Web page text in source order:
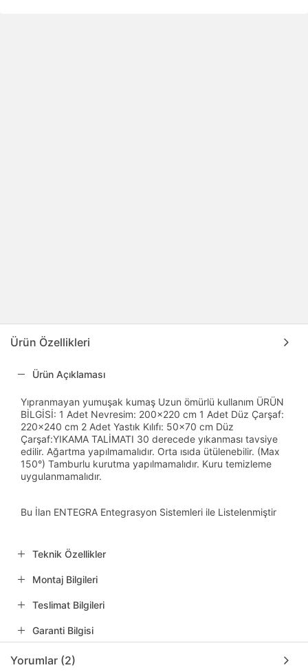
Ürün Özellikleri
Ürün Açıklaması
Yıpranmayan yumuşak kumaş Uzun ömürlü kullanım ÜRÜN
BİLGİSİ: 1 Adet Nevresim: 200x220 cm 1 Adet Düz Çarşaf:
220x240 cm 2 Adet Yastık Kılıfı: 50x70 cm Düz
Çarşaf:YIKAMA TALİMATI 30 derecede yıkanması tavsiye
edilir. Ağartma yapılmamalıdır. Orta ısıda ütülenebilir. (Max
150°) Tamburlu kurutma yapılmamalıdır. Kuru temizleme
uygulanmamalıdır.
Bu İlan ENTEGRA Entegrasyon Sistemleri ile Listelenmiştir
Teknik Özellikler
Montaj Bilgileri
Teslimat Bilgileri
Garanti Bilgisi
Yorumlar (2)